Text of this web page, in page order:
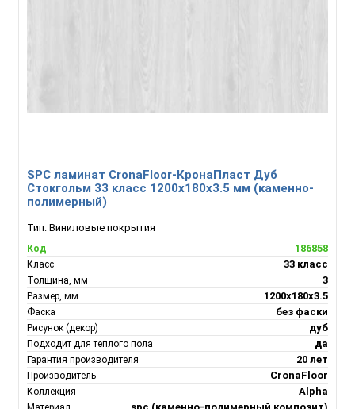
SPC ламинат CronaFloor-КронаПласт Дуб
Стокгольм 33 класс 1200х180х3.5 мм (каменно-
полимерный)
Тип: Виниловые покрытия
Код 186858
Класс 33 класс
Толщина, мм 3
Размер, мм 1200х180х3.5
Фаска без фаски
Рисунок (декор) дуб
Подходит для теплого пола да
Гарантия производителя 20 лет
Производитель CronaFloor
Коллекция Alpha